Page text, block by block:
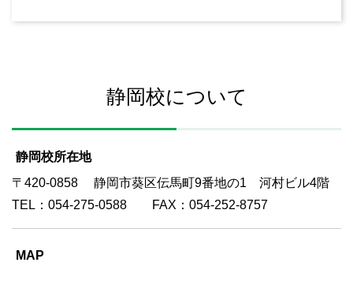
静岡校について
静岡校所在地
〒420-0858 静岡市葵区伝馬町9番地の1 河村ビル4階
TEL：054-275-0588 FAX：054-252-8757
MAP